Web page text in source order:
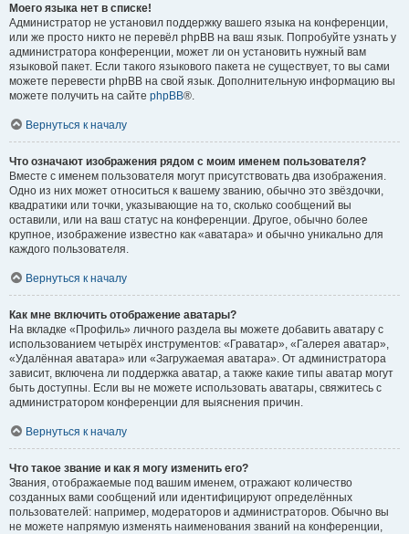
Моего языка нет в списке!
Администратор не установил поддержку вашего языка на конференции,
или же просто никто не перевёл phpBB на ваш язык. Попробуйте узнать у
администратора конференции, может ли он установить нужный вам
языковой пакет. Если такого языкового пакета не существует, то вы сами
можете перевести phpBB на свой язык. Дополнительную информацию вы
можете получить на сайте phpBB®.
Вернуться к началу
Что означают изображения рядом с моим именем пользователя?
Вместе с именем пользователя могут присутствовать два изображения.
Одно из них может относиться к вашему званию, обычно это звёздочки,
квадратики или точки, указывающие на то, сколько сообщений вы
оставили, или на ваш статус на конференции. Другое, обычно более
крупное, изображение известно как «аватара» и обычно уникально для
каждого пользователя.
Вернуться к началу
Как мне включить отображение аватары?
На вкладке «Профиль» личного раздела вы можете добавить аватару с
использованием четырёх инструментов: «Граватар», «Галерея аватар»,
«Удалённая аватара» или «Загружаемая аватара». От администратора
зависит, включена ли поддержка аватар, а также какие типы аватар могут
быть доступны. Если вы не можете использовать аватары, свяжитесь с
администратором конференции для выяснения причин.
Вернуться к началу
Что такое звание и как я могу изменить его?
Звания, отображаемые под вашим именем, отражают количество
созданных вами сообщений или идентифицируют определённых
пользователей: например, модераторов и администраторов. Обычно вы
не можете напрямую изменять наименования званий на конференции,